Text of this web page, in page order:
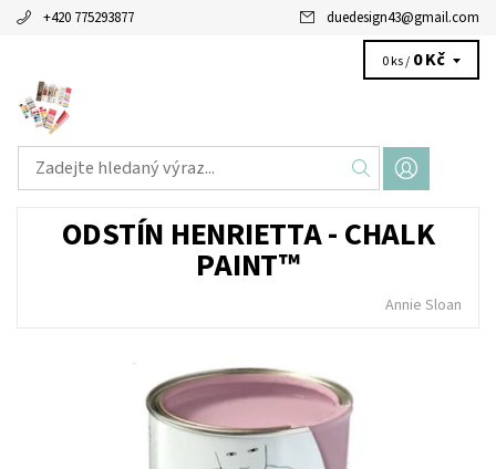
+420 775293877 duedesign43@gmail.com
0 ks / 0 Kč
ODSTÍN HENRIETTA - CHALK
PAINT™
Annie Sloan